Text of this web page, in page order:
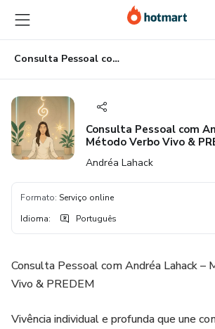
para
o
conteúdo
principal
para
o
pagamento
para
o
rodapé
Consulta Pessoal com Andréa Lahack – Método Verbo Vivo & PREDEM
Consulta Pessoal com
Método Verbo Vivo &
Andréa Lahack
Formato: Serviço online
Idioma: Português
Consulta Pessoal com Andréa Lahack –
Vivo & PREDEM
Vivência individual e profunda que une